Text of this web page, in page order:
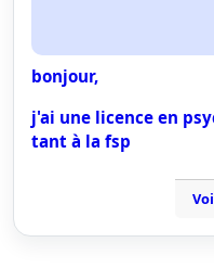
bonjour,
j'ai une licence en
tant à la fsp